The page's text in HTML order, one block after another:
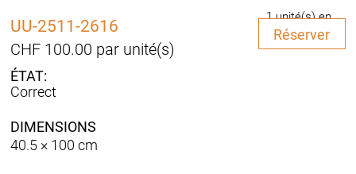
UU-2511-2616
1 unité(s) en
stock
CHF 100.00 par unité(s)
Correct
DIMENSIONS
40.5 × 100 cm
Réserver